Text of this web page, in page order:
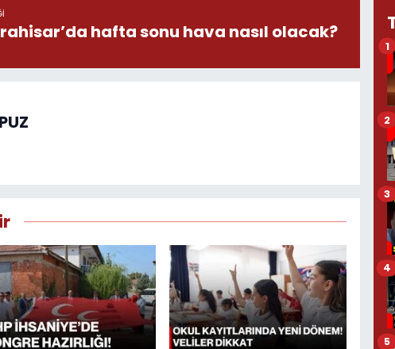
hafta sonu hava nasıl olacak?
1
2
3
4
5